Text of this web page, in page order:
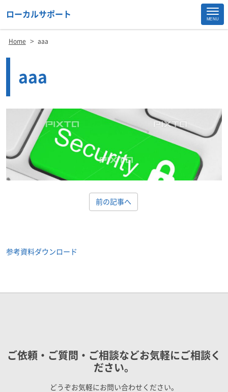
ローカルサポート
MENU
Home > aaa
aaa
前の記事へ
参考資料ダウンロード
ご依頼・ご質問・ご相談などお気軽にご相談く
ださい。
どうぞお気軽にお問い合わせください。
Site
Footer